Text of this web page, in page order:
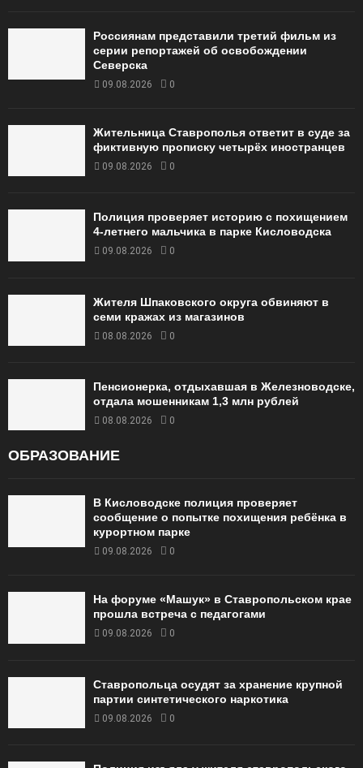
Россиянам представили третий фильм из
серии репортажей об освобождении
Северска
09.08.2026 0
Жительница Ставрополья ответит в суде за
фиктивную прописку четырёх иностранцев
09.08.2026 0
Полиция проверяет историю с похищением
4-летнего мальчика в парке Кисловодска
09.08.2026 0
Жителя Шпаковского округа обвиняют в
семи кражах из магазинов
08.08.2026 0
Пенсионерка, отдыхавшая в Железноводске,
отдала мошенникам 1,3 млн рублей
08.08.2026 0
ОБРАЗОВАНИЕ
В Кисловодске полиция проверяет
сообщение о попытке похищения ребёнка в
курортном парке
09.08.2026 0
На форуме «Машук» в Ставропольском крае
прошла встреча с педагогами
09.08.2026 0
Ставропольца осудят за хранение крупной
партии синтетического наркотика
09.08.2026 0